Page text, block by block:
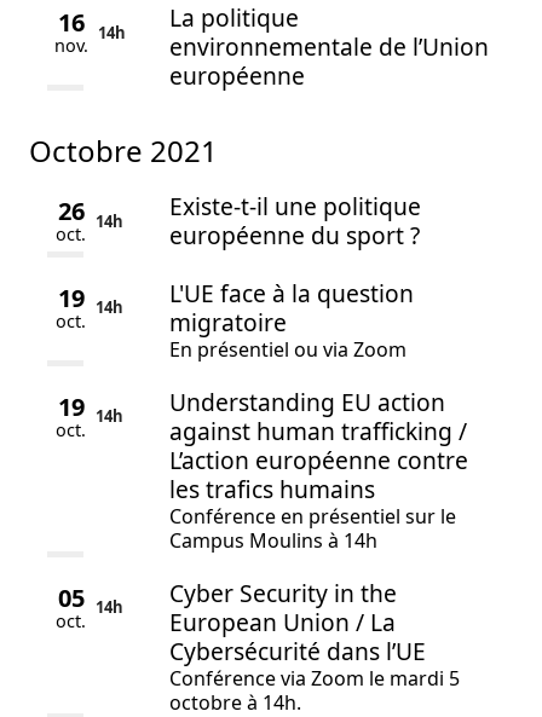
16
nov.
14h
La politique
environnementale de l’Union
européenne
octobre 2021
26
oct.
14h
Existe-t-il une politique
européenne du sport ?
19
oct.
14h
L'UE face à la question
migratoire
En présentiel ou via Zoom
19
oct.
14h
Understanding EU action
against human trafficking /
L’action européenne contre
les trafics humains
Conférence en présentiel sur le
Campus Moulins à 14h
05
oct.
14h
Cyber Security in the
European Union / La
Cybersécurité dans l’UE
Conférence via Zoom le mardi 5
octobre à 14h.